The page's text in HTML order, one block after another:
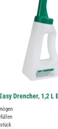
Drencher, 1,2